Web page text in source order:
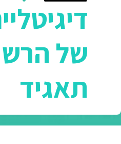
של
תאגיד